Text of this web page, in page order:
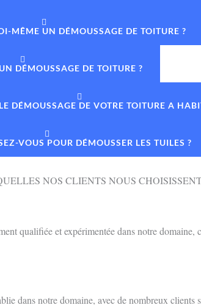
MÊME UN DÉMOUSSAGE DE TOITURE ?
DÉMOUSSAGE DE TOITURE ?
DÉMOUSSAGE DE VOTRE TOITURE A
VOUS POUR DÉMOUSSER LES TUILES ?
NOS CLIENTS NOUS
qualifiée et expérimentée dans notre
dans notre domaine, avec de nombreux